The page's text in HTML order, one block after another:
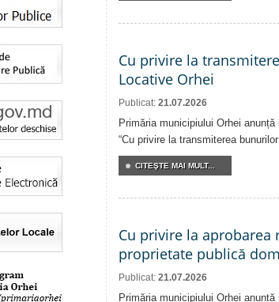
Cu privire la
Locative Orhei
Publicat: 21.07.2026
Primăria municipiului Orhei
“Cu privire la transmiterea
CITEŞTE MAI MULT...
Cu privire la
proprietate publică
Publicat: 21.07.2026
Primăria municipiului Orhei